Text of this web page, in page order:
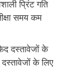
प्रिंट गति
समय कम
दस्तावेजों के
के लिए